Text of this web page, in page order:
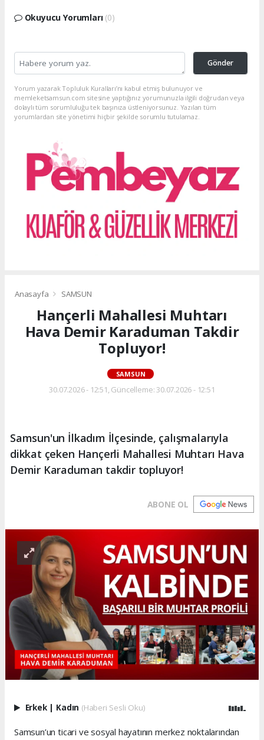
Okuyucu Yorumları (0)
Gönder
Yorum yazarak Topluluk Kuralları’nı kabul etmiş bulunuyor ve
memleketsamsun.com sitesine yaptığınız yorumunuzla ilgili doğrudan veya
dolaylı tüm sorumluluğu tek başınıza üstleniyorsunuz. Yazılan tüm
yorumlardan site yönetimi hiçbir şekilde sorumlu tutulamaz.
Anasayfa SAMSUN
Hançerli Mahallesi Muhtarı
Hava Demir Karaduman Takdir
Topluyor!
SAMSUN
30.07.2026 - 12:51, Güncelleme: 30.07.2026 - 12:51
Samsun'un İlkadım İlçesinde, çalışmalarıyla
dikkat çeken Hançerli Mahallesi Muhtarı Hava
Demir Karaduman takdir topluyor!
ABONE OL
Erkek | Kadın (Haberi Sesli Oku)
Samsun’un ticari ve sosyal hayatının merkez noktalarından